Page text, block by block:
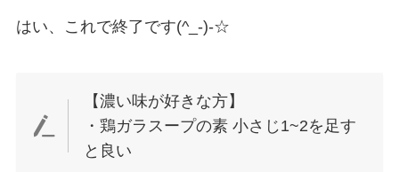
はい、これで終了です(^_-)-☆
【濃い味が好きな方】
・鶏ガラスープの素 小さじ1~2を足す
と良い